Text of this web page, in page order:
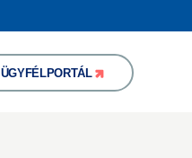
ÜGYFÉLPORTÁL